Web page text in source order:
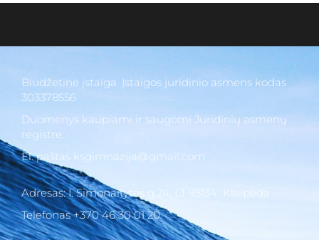
Biudžetinė įstaiga. Įstaigos juridinio asmens kodas
303378556
Duomenys kaupiami ir saugomi Juridinių asmenų
registre.
El. paštas ksgimnazija@gmail.com
Adresas: I. Simonaitytės g.24, LT 95134 Klaipėda
Telefonas +370 46 30 01 20